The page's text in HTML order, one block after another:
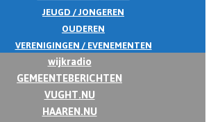
JEUGD / JONGEREN
OUDEREN
VERENIGINGEN / EVENEMENTEN
wijkradio
GEMEENTEBERICHTEN
VUGHT.NU
HAAREN.NU